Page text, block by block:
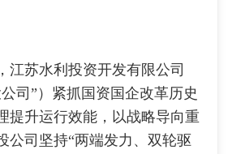
江苏水利投资开发有限公司
公司”）紧抓国资国企改革历史
提升运行效能，以战略导向重
公司坚持“两端发力、双轮驱